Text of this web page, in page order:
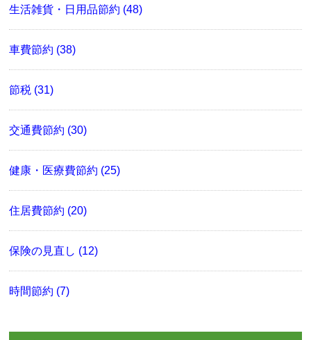
生活雑貨・日用品節約 (48)
車費節約 (38)
節税 (31)
交通費節約 (30)
健康・医療費節約 (25)
住居費節約 (20)
保険の見直し (12)
時間節約 (7)